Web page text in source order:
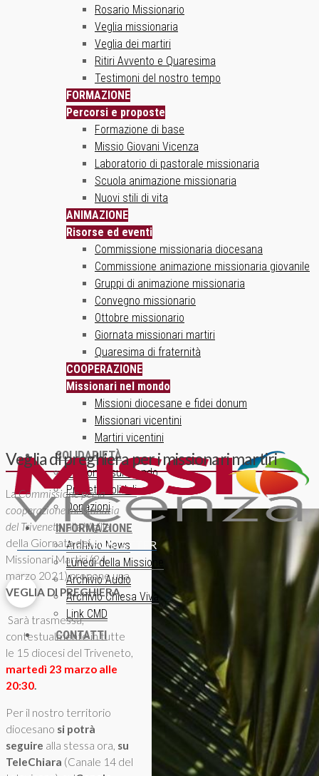
Rosario Missionario
Veglia missionaria
Veglia dei martiri
Ritiri Avvento e Quaresima
Testimoni del nostro tempo
FORMAZIONE
Percorsi e proposte
Formazione di base
Missio Giovani Vicenza
Laboratorio di pastorale missionaria
Scuola animazione missionaria
Nuovi stili di vita
ANIMAZIONE
Risorse ed eventi
Commissione missionaria diocesana
Commissione animazione missionaria giovanile
Gruppi di animazione missionaria
Convegno missionario
Ottobre missionario
Giornata missionari martiri
Quaresima di fraternità
COOPERAZIONE
Missionari nel mondo
Missioni diocesane e fidei donum
Missionari vicentini
Martiri vicentini
SOLIDARIETÀ
Un ponte sul mondo
Progetti solidali
Donazioni
INFORMAZIONE
Archivio News
Lunedì della Missione
Archivio Audio
Archivio Chiesa Viva
Link CMD
CONTATTI
ISCRIZIONE NEWSLETTER
Veglia di preghiera per i missionari martiri
LaCommissione per la
cooperazione missionaria
del Triveneto, alla Vigilia
della Giornata dei
Missionari Martiri (24
marzo 2021) propone una
VEGLIA DI PREGHIERA.
Sarà trasmessa,
contestualmentein tutte
le 15 diocesi del Triveneto,
martedì 23 marzo alle
20:30
Per il nostro territorio
diocesano si potrà
seguire alla stessa ora, su
TeleChiara (Canale 14 del